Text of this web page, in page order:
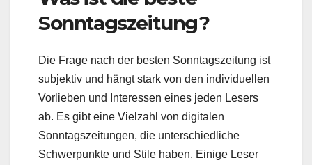
Sonntagszeitung?
Die Frage nach der besten Sonntagszeitung ist
subjektiv und hängt stark von den individuellen
Vorlieben und Interessen eines jeden Lesers
ab. Es gibt eine Vielzahl von digitalen
Sonntagszeitungen, die unterschiedliche
Schwerpunkte und Stile haben. Einige Leser